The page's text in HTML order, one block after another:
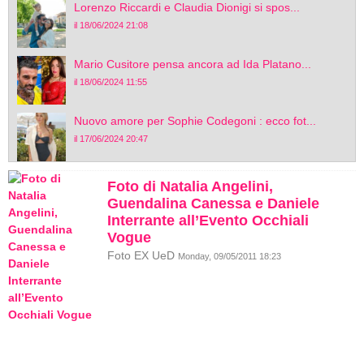
Lorenzo Riccardi e Claudia Dionigi si spos...
il 18/06/2024 21:08
Mario Cusitore pensa ancora ad Ida Platano...
il 18/06/2024 11:55
Nuovo amore per Sophie Codegoni : ecco fot...
il 17/06/2024 20:47
Foto di Natalia Angelini,
Guendalina Canessa e Daniele
Interrante all’Evento Occhiali
Vogue
Foto EX UeD Monday, 09/05/2011 18:23